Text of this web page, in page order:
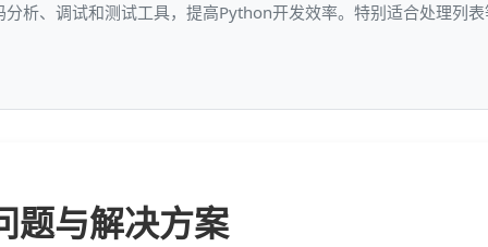
析、调试和测试工具，提高Python开发效率。特别适合处理列表
与解决方案